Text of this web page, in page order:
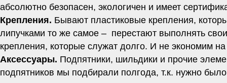
абсолютно безопасен, экологичен и имеет
Крепления. Бывают пластиковые крепления,
липучками то же самое – перестают выполнять
крепления, которые служат долго. И не экономим на
Аксессуары. Подпятники, шильдики и прочие
подпятников мы подбирали полгода, т.к. нужно